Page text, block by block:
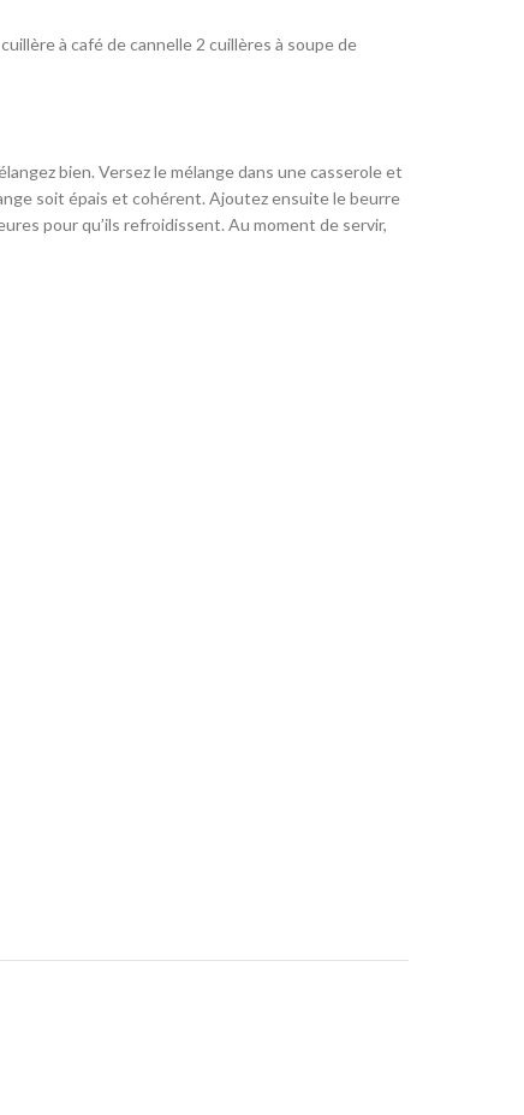
à café de cannelle 2 cuillères à soupe de
bien. Versez le mélange dans une casserole et
soit épais et cohérent. Ajoutez ensuite le beurre
pour qu’ils refroidissent. Au moment de servir,